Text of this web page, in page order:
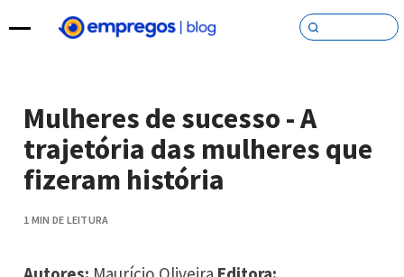
Pular para o conteúdo
Mulheres de sucesso - A
trajetória das mulheres que
fizeram história
1 MIN DE LEITURA